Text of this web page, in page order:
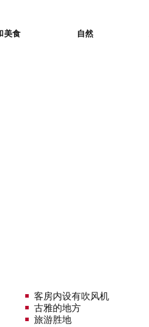
美食 自然
客房内设有吹风机
古雅的地方
旅游胜地